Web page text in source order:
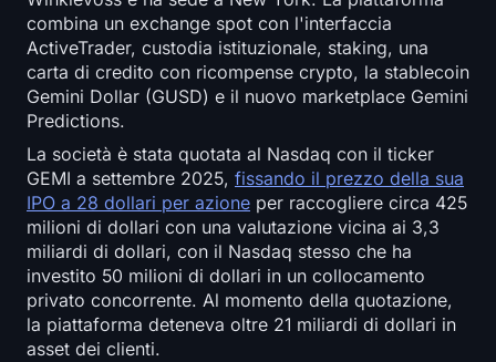
combina un exchange spot con l'interfaccia
ActiveTrader, custodia istituzionale, staking, una
carta di credito con ricompense crypto, la stablecoin
Gemini Dollar (GUSD) e il nuovo marketplace Gemini
Predictions.
La società è stata quotata al Nasdaq con il ticker
GEMI a settembre 2025, fissando il prezzo della sua
IPO a 28 dollari per azione per raccogliere circa 425
milioni di dollari con una valutazione vicina ai 3,3
miliardi di dollari, con il Nasdaq stesso che ha
investito 50 milioni di dollari in un collocamento
privato concorrente. Al momento della quotazione,
la piattaforma deteneva oltre 21 miliardi di dollari in
asset dei clienti.